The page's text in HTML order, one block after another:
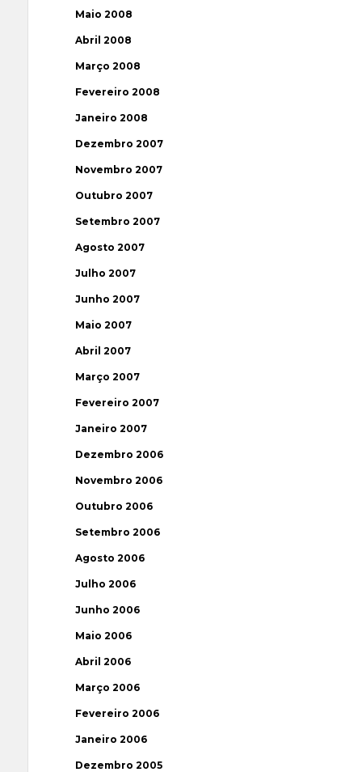
Maio 2008
Abril 2008
Março 2008
Fevereiro 2008
Janeiro 2008
Dezembro 2007
Novembro 2007
Outubro 2007
Setembro 2007
Agosto 2007
Julho 2007
Junho 2007
Maio 2007
Abril 2007
Março 2007
Fevereiro 2007
Janeiro 2007
Dezembro 2006
Novembro 2006
Outubro 2006
Setembro 2006
Agosto 2006
Julho 2006
Junho 2006
Maio 2006
Abril 2006
Março 2006
Fevereiro 2006
Janeiro 2006
Dezembro 2005